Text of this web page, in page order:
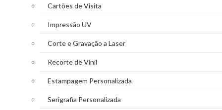
Cartões de Visita
Impressão UV
Corte e Gravação a Laser
Recorte de Vinil
Estampagem Personalizada
Serigrafia Personalizada